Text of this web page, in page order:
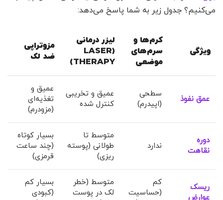
می‌کنیم؟ جدول زیر به شما پاسخ می‌دهد:
ویژگی
کرم‌ها و
سرم‌های
موضعی
لیزر درمانی
(LASER
THERAPY)
مزوتراپی
ضد لک
عمق نفوذ
سطحی
(اپیدرم)
عمیق و تخریبی
کنترل شده
عمیق و
تغذیه‌ای
(مزودرم)
دوره
نقاهت
ندارد
متوسط تا
طولانی (پوسته
ریزی)
بسیار کوتاه
(چند ساعت
قرمزی)
ریسک
کم
(حساسیت
متوسط (خطر
لک در پوست
بسیار کم
(کبودی